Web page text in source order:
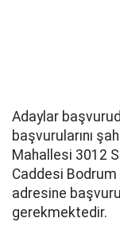
Adaylar
başvurularını
Mahallesi 3012
Caddesi Bodrum
adresine
gerekmektedir.